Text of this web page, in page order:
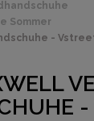
Sommer
-
-